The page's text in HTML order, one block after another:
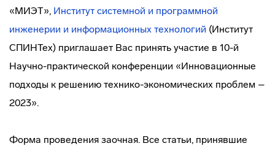
«МИЭТ», Институт системной и программной
инженерии и информационных технологий (Институт
СПИНТех) приглашает Вас принять участие в 10-й
Научно-практической конференции «Инновационные
подходы к решению технико-экономических проблем –
2023».
Форма проведения заочная. Все статьи, принявшие